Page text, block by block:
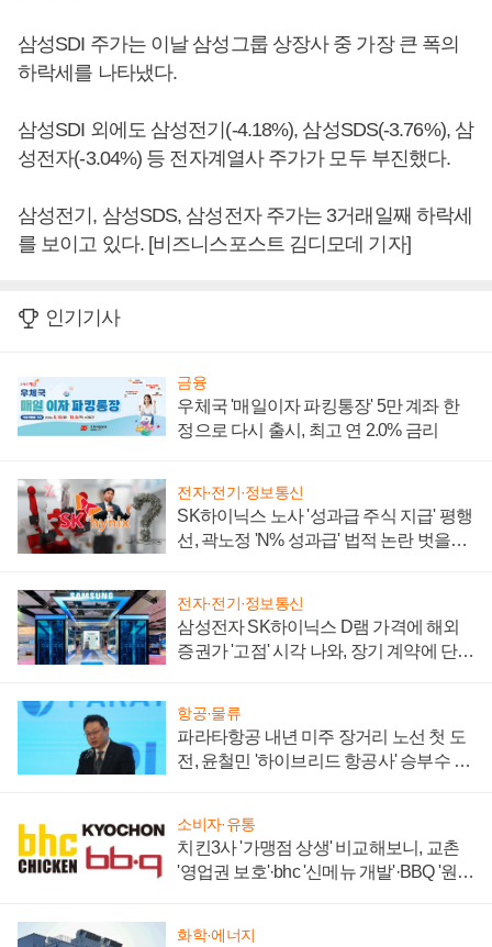
삼성SDI 주가는 이날 삼성그룹 상장사 중 가장 큰 폭의
하락세를 나타냈다.
삼성SDI 외에도 삼성전기(-4.18%), 삼성SDS(-3.76%), 삼
성전자(-3.04%) 등 전자계열사 주가가 모두 부진했다.
삼성전기, 삼성SDS, 삼성전자 주가는 3거래일째 하락세
를 보이고 있다. [비즈니스포스트 김디모데 기자]
인기기사
금융
우체국 '매일이자 파킹통장' 5만 계좌 한
정으로 다시 출시, 최고 연 2.0% 금리
전자·전기·정보통신
SK하이닉스 노사 '성과급 주식 지급' 평행
선, 곽노정 'N% 성과급' 법적 논란 벗을지
전자·전기·정보통신
삼성전자 SK하이닉스 D램 가격에 해외
증권가 '고점' 시각 나와, 장기 계약에 단점
항공·물류
파라타항공 내년 미주 장거리 노선 첫 도
전, 윤철민 '하이브리드 항공사' 승부수 통
소비자·유통
치킨3사 '가맹점 상생' 비교해보니, 교촌
'영업권 보호'·bhc '신메뉴 개발'·BBQ '원가
화학·에너지